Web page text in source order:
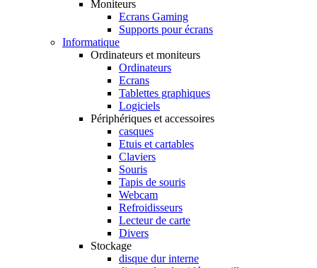
Moniteurs
Ecrans Gaming
Supports pour écrans
Informatique
Ordinateurs et moniteurs
Ordinateurs
Ecrans
Tablettes graphiques
Logiciels
Périphériques et accessoires
casques
Etuis et cartables
Claviers
Souris
Tapis de souris
Webcam
Refroidisseurs
Lecteur de carte
Divers
Stockage
disque dur interne